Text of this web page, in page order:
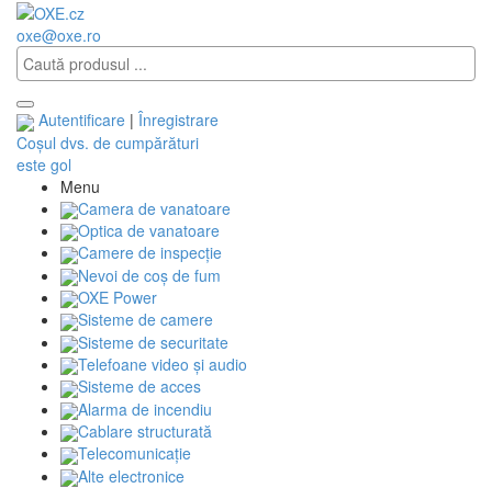
oxe@oxe.ro
Autentificare | Înregistrare
Coșul dvs. de cumpărături
este gol
Menu
Camera de vanatoare
Optica de vanatoare
Camere de inspecție
Nevoi de coș de fum
OXE Power
Sisteme de camere
Sisteme de securitate
Telefoane video și audio
Sisteme de acces
Alarma de incendiu
Cablare structurată
Telecomunicaţie
Alte electronice